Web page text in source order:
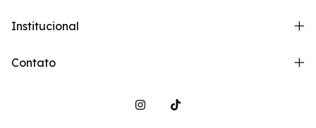
Institucional
Contato